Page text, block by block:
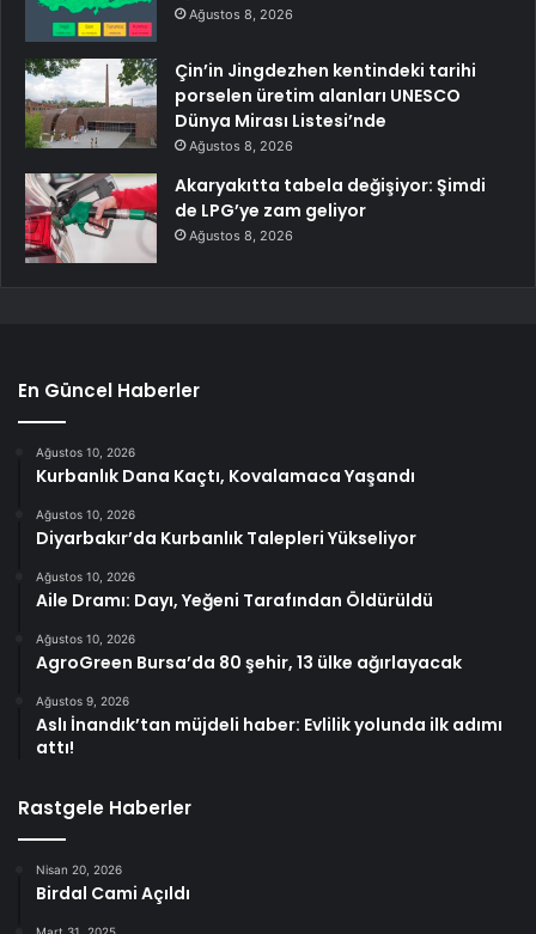
Ağustos 8, 2026
Çin’in Jingdezhen kentindeki tarihi
porselen üretim alanları UNESCO
Dünya Mirası Listesi’nde
Ağustos 8, 2026
Akaryakıtta tabela değişiyor: Şimdi
de LPG’ye zam geliyor
Ağustos 8, 2026
En Güncel Haberler
Ağustos 10, 2026
Kurbanlık Dana Kaçtı, Kovalamaca Yaşandı
Ağustos 10, 2026
Diyarbakır’da Kurbanlık Talepleri Yükseliyor
Ağustos 10, 2026
Aile Dramı: Dayı, Yeğeni Tarafından Öldürüldü
Ağustos 10, 2026
AgroGreen Bursa’da 80 şehir, 13 ülke ağırlayacak
Ağustos 9, 2026
Aslı İnandık’tan müjdeli haber: Evlilik yolunda ilk adımı
attı!
Rastgele Haberler
Nisan 20, 2026
Birdal Cami Açıldı